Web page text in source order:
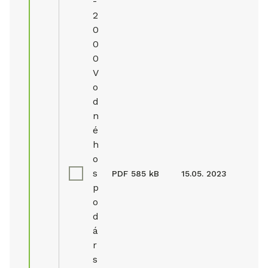
2
0
0
0
V
o
d
n
é
h
o
s
p
o
d
á
r
s
PDF 585 kB 15.05. 2023